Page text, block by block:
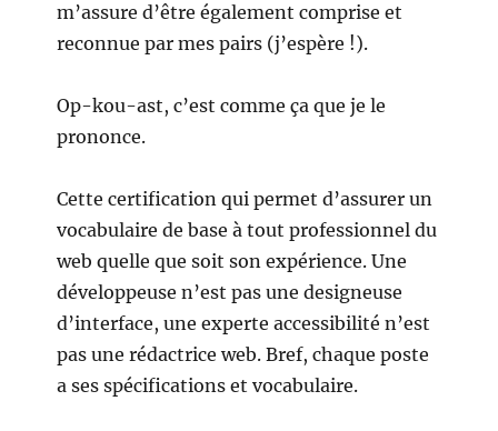
m’assure d’être également comprise et
reconnue par mes pairs (j’espère !).
Op-kou-ast, c’est comme ça que je le
prononce.
Cette certification qui permet d’assurer un
vocabulaire de base à tout professionnel du
web quelle que soit son expérience. Une
développeuse n’est pas une designeuse
d’interface, une experte accessibilité n’est
pas une rédactrice web. Bref, chaque poste
a ses spécifications et vocabulaire.